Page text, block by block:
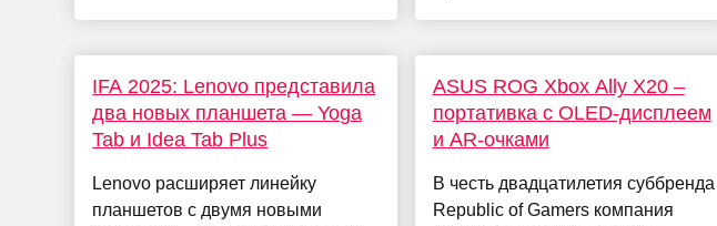
IFA 2025: Lenovo представила
два новых планшета — Yoga
Tab и Idea Tab Plus
Lenovo расширяет линейку
планшетов с двумя новыми
ASUS ROG Xbox Ally X20 –
портативка с OLED-дисплеем
и AR-очками
В честь двадцатилетия суббренда
Republic of Gamers компания